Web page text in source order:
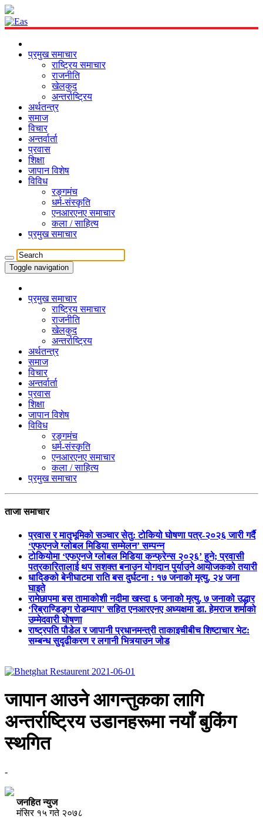
प्रमुख समाचार
राष्ट्रिय समाचार
राजनीति
खेलकुद
अन्तर्राष्ट्रिय
अर्थतन्त्र
समाज
विचार
अन्तर्वार्ता
प्रवास
शिक्षा
जापान विशेष
विविध
रङ्गमंच
धर्म-संस्कृति
एनआरएनए समाचार
कला / साहित्य
प्रमुख समाचार
Toggle navigation
प्रमुख समाचार
राष्ट्रिय समाचार
राजनीति
खेलकुद
अन्तर्राष्ट्रिय
अर्थतन्त्र
समाज
विचार
अन्तर्वार्ता
प्रवास
शिक्षा
जापान विशेष
विविध
रङ्गमंच
धर्म-संस्कृति
एनआरएनए समाचार
कला / साहित्य
प्रमुख समाचार
ताजा समाचार
प्रवास र मातृभूमिको सञ्चार सेतु: टोकियो घोषणा पत्र-२०२६ जारी गर्दै
‘एफएनजे ग्लोबल मिडिया सम्मेलन’ सम्पन्न
टोकियोमा ‘एफएनजे ग्लोबल मिडिया कन्फ्रेन्स २०२६’ हुने; प्रवासी
पत्रकारितालाई थप सशक्त बनाउन योगदान पुर्याउने आयोजकको तयारी
धादिङको बेनीघाटमा राति बस दुर्घटना : १७ जनाको मृत्यु, २४ जना
घाइते
रामेछापमा बस तामाकोशी नदीमा खस्दा ६ जनाको मृत्यु, ७ जनाको उद्धार
‘रिब्राण्डिङ्ग रोडम्याप’ सहित एनआरएनए अध्यक्षमा डा. हेमराज शर्माको
उम्मेदवारी घोषणा
राष्ट्रपति पौडेल र जापानी प्रधानमन्त्री ताकाइचीबीच शिष्टाचार भेट:
सम्बन्ध सुदृढीकरण र लगानी भित्र्याउन जोड
जापान आउने आगन्तुकका लागि
अन्तर्राष्ट्रिय उडानहरूमा नयाँ बुकिंग
स्थगित
-
जनहित न्युज
मंसिर १५ गते २०७८